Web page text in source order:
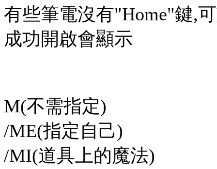
有些筆電沒有"Home"鍵,
成功開啟會顯示
M(不需指定)
/ME(指定自己)
/MI(道具上的魔法)